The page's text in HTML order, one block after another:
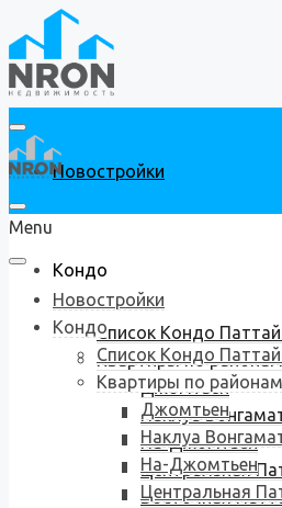
Новостройки
Кондо
Список Кондо
Квартиры по районам
Джомтьен
Наклуа
На-Джомтьен
Центральная
Восточная
Menu
Новостройки
Кондо
Список Кондо
Квартиры по районам
Джомтьен
Наклуа
На-Джомтьен
Центральная